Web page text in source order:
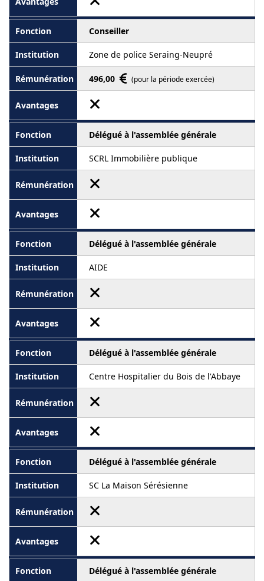
Conseiller
Zone de police Seraing-Neupré
496,00 (pour la période exercée)
Délégué à l'assemblée générale
SCRL Immobilière publique
Délégué à l'assemblée générale
AIDE
Délégué à l'assemblée générale
Centre Hospitalier du Bois de l'Abbaye
Délégué à l'assemblée générale
SC La Maison Sérésienne
Délégué à l'assemblée générale